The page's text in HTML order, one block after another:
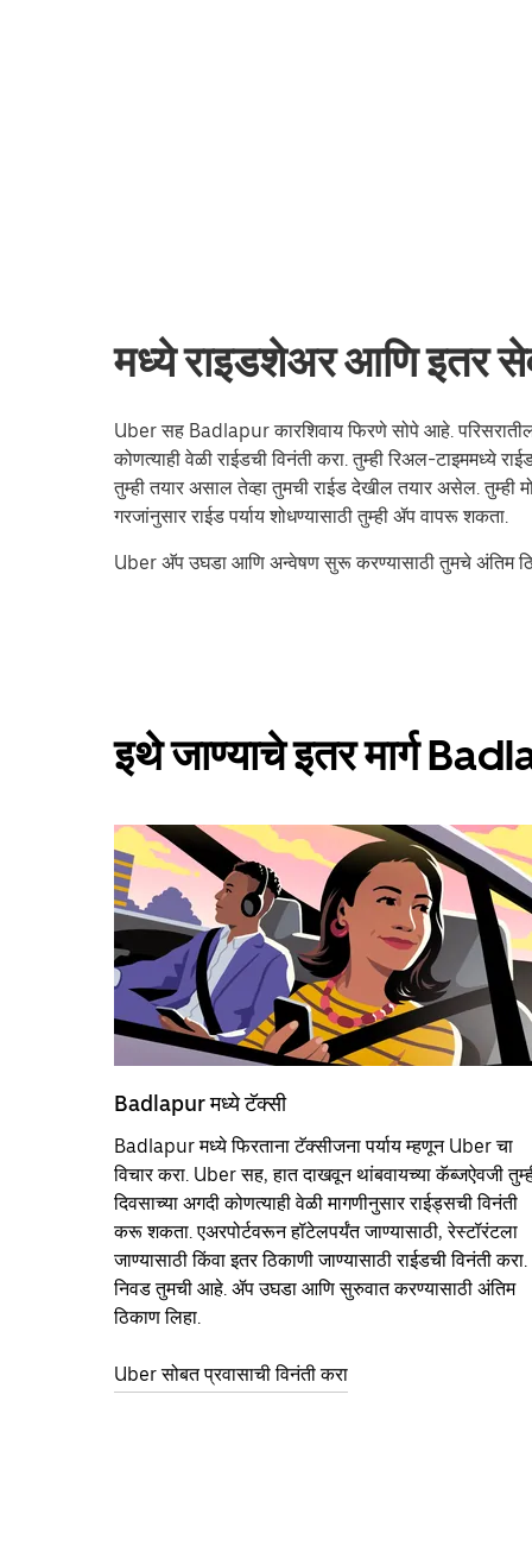
मध्ये राइडशेअर आणि इतर
Uber सह Badlapur कारशिवाय फिरणे सोपे आहे. परिसरातील
कोणत्याही वेळी राईडची विनंती करा. तुम्ही रिअल-
तुम्ही तयार असाल तेव्हा तुमची राईड देखील तयार असेल.
गरजांनुसार राईड पर्याय शोधण्यासाठी तुम्ही ॲप वापरू शकता.
Uber अ‍ॅप उघडा आणि अन्वेषण सुरू करण्यासाठी तुमचे अंतिम
इथे जाण्याचे इतर मार्ग
Badlapur मध्ये टॅक्सी
Badlapur मध्ये फिरताना टॅक्सीजना पर्याय म्हणून Uber चा
विचार करा. Uber सह, हात दाखवून थांबवायच्या कॅब्जऐवजी
दिवसाच्या अगदी कोणत्याही वेळी मागणीनुसार राईड्सची विनंती
करू शकता. एअरपोर्टवरून हॉटेलपर्यंत जाण्यासाठी, रेस्टॉरंटला
जाण्यासाठी किंवा इतर‍ ठिकाणी जाण्यासाठी राईडची विनंती करा.
निवड तुमची आहे. ॲप उघडा आणि सुरुवात करण्यासाठी अंतिम
ठिकाण लिहा.
Uber सोबत प्रवासाची विनंती करा